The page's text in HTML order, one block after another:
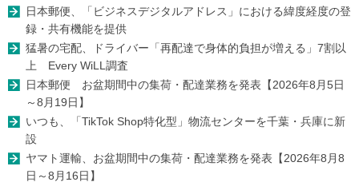
日本郵便、「ビジネスデジタルアドレス」における緯度経度の登
録・共有機能を提供
猛暑の宅配、ドライバー「再配達で身体的負担が増える」7割以
上 Every WiLL調査
日本郵便 お盆期間中の集荷・配達業務を発表【2026年8月5日
～8月19日】
いつも、「TikTok Shop特化型」物流センターを千葉・兵庫に新
設
ヤマト運輸、お盆期間中の集荷・配達業務を発表【2026年8月8
日～8月16日】